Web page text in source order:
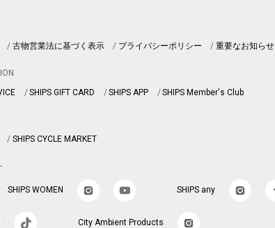
古物営業法に基づく表示 プライバシーポリシー 重要なお知らせ
SHIPS GIFT CARD SHIPS APP SHIPS Member's Club
SHIPS CYCLE MARKET
SHIPS WOMEN SHIPS any
City Ambient Products